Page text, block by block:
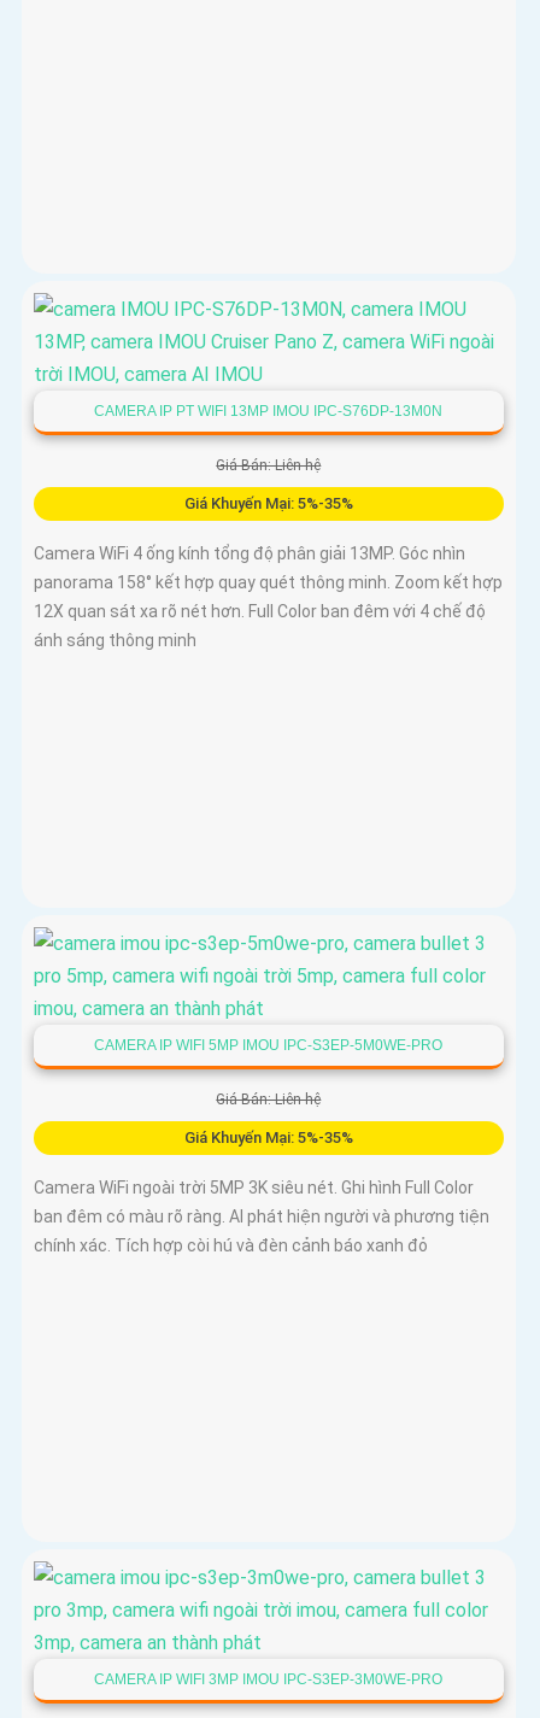
CAMERA IP PT WIFI 13MP IMOU IPC-S76DP-13M0N
Giá Bán: Liên hệ
Giá Khuyến Mại: 5%-35%
Camera WiFi 4 ống kính tổng độ phân giải 13MP. Góc nhìn
panorama 158° kết hợp quay quét thông minh. Zoom kết hợp
12X quan sát xa rõ nét hơn. Full Color ban đêm với 4 chế độ
ánh sáng thông minh
CAMERA IP WIFI 5MP IMOU IPC-S3EP-5M0WE-PRO
Giá Bán: Liên hệ
Giá Khuyến Mại: 5%-35%
Camera WiFi ngoài trời 5MP 3K siêu nét. Ghi hình Full Color
ban đêm có màu rõ ràng. AI phát hiện người và phương tiện
chính xác. Tích hợp còi hú và đèn cảnh báo xanh đỏ
CAMERA IP WIFI 3MP IMOU IPC-S3EP-3M0WE-PRO